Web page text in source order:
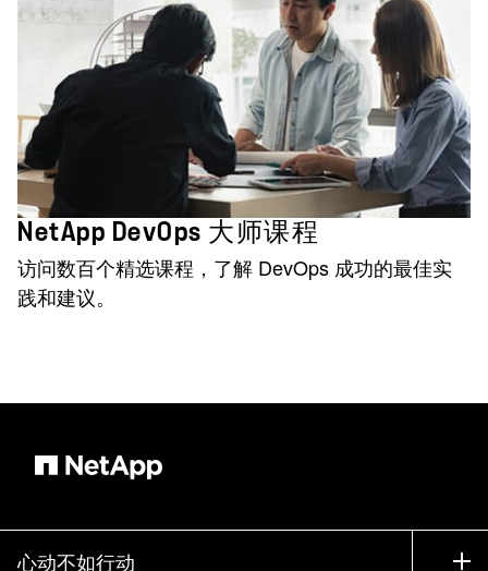
NetApp DevOps 大师课程
访问数百个精选课程，了解 DevOps 成功的最佳实
践和建议。
心动不如行动